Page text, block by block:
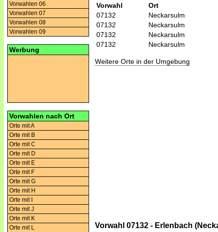
Vorwahlen 06
Vorwahlen 07
Vorwahlen 08
Vorwahlen 09
Werbung
Vorwahlen nach Ort
Orte mit A
Orte mit B
Orte mit C
Orte mit D
Orte mit E
Orte mit F
Orte mit G
Orte mit H
Orte mit I
Orte mit J
Orte mit K
Orte mit L
Vorwahl
Ort
07132
Neckarsulm
07132
Neckarsulm
07132
Neckarsulm
07132
Neckarsulm
Weitere Orte in der Umgebung
Vorwahl 07132 - Erlenbach